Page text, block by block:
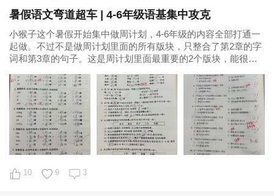
暑假语文弯道超车 | 4-6年级语基集中攻克
小猴子这个暑假开始集中做周计划，4-6年级的内容全部打通一
起做。不过不是做周计划里面的所有版块，只整合了第2章的字
词和第3章的句子。这是周计划里面最重要的2个版块，能很好
10 9 3